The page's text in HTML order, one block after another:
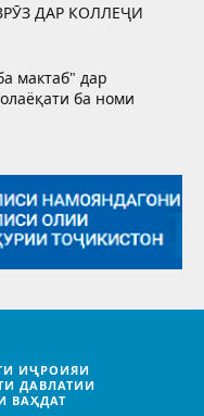
ДАР КОЛЛЕҶИ
мактаб" дар
ба номи
ИҶРОИЯИ
ДАВЛАТИИ
ВАҲДАТ